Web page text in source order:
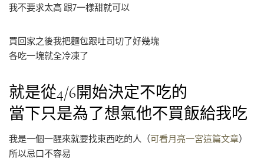
我不要求太高 跟7一樣甜就可以
買回家之後我把麵包跟吐司切了好幾塊
各吃一塊就全冷凍了
就是從4/6開始決定不吃的
當下只是為了想氣他不買飯給我吃
我是一個一醒來就要找東西吃的人（可看月亮一宮這篇文章）
所以忌口不容易